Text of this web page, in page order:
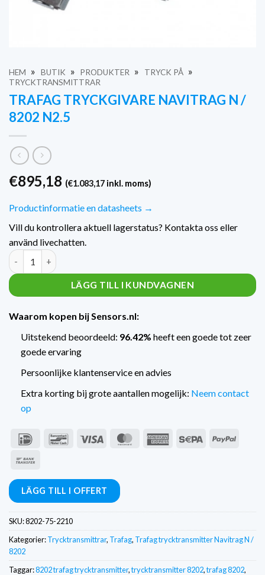
HEM » BUTIK » PRODUKTER » TRYCK PÅ »
TRYCKTRANSMITTRAR
TRAFAG TRYCKGIVARE NAVITRAG N /
8202 N2.5
€895,18 (€1.083,17 inkl. moms)
Productinformatie en datasheets →
Vill du kontrollera aktuell lagerstatus? Kontakta oss eller
använd livechatten.
Trafag Druktransmitter Navitrag N / 8202 N2.5 kvantitet
LÄGG TILL I KUNDVAGNEN
Waarom kopen bij Sensors.nl:
Uitstekend beoordeeld: 96.42% heeft een goede tot zeer
goede ervaring
Persoonlijke klantenservice en advies
Extra korting bij grote aantallen mogelijk: Neem contact
op
IDeal BancontactVisum MasterCardAmerican Sepa
PayPal
LÄGG TILL I OFFERT
SKU:8202-75-2210
Kategorier:Trycktransmittrar, Trafag, Trafag trycktransmitter Navitrag N /
8202
Taggar:8202 trafag trycktransmitter,trycktransmitter 8202,trafag 8202,